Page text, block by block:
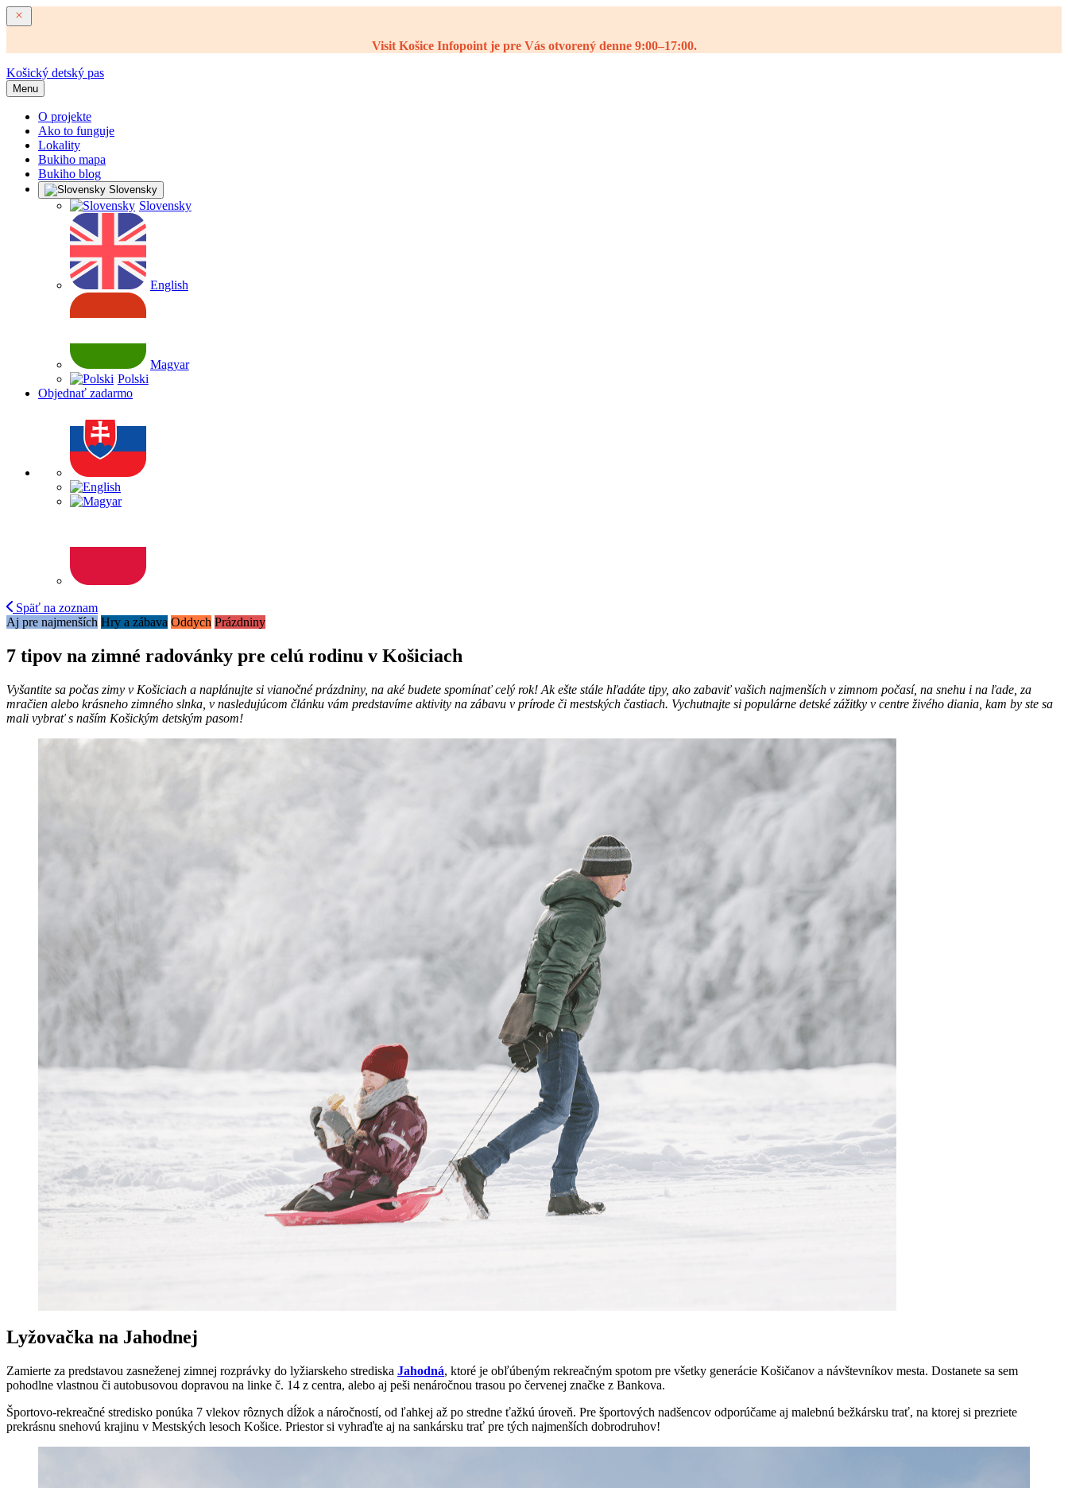
Visit Košice Infopoint je pre Vás otvorený denne 9:00–17:00.
Košický detský pas
Menu
O projekte
Ako to funguje
Lokality
Bukiho mapa
Bukiho blog
Slovensky
Slovensky
English
Magyar
Polski
Objednať zadarmo
Späť na zoznam
Aj pre najmenších Hry a zábava Oddych Prázdniny
7 tipov na zimné radovánky pre celú rodinu v Košiciach
Vyšantite sa počas zimy v Košiciach a naplánujte si vianočné prázdniny, na aké budete spomínať celý rok! Ak ešte stále hľadáte tipy, ako zabaviť vašich najmenších v zimnom počasí, na snehu i na ľade, za
mračien alebo krásneho zimného slnka, v nasledujúcom článku vám predstavíme aktivity na zábavu v prírode či mestských častiach. Vychutnajte si populárne detské zážitky v centre živého diania, kam by ste sa
mali vybrať s naším Košickým detským pasom!
Lyžovačka na Jahodnej
Zamierte za predstavou zasneženej zimnej rozprávky do lyžiarskeho strediska Jahodná, ktoré je obľúbeným rekreačným spotom pre všetky generácie Košičanov a návštevníkov mesta. Dostanete sa sem
pohodlne vlastnou či autobusovou dopravou na linke č. 14 z centra, alebo aj peši nenáročnou trasou po červenej značke z Bankova.
Športovo-rekreačné stredisko ponúka 7 vlekov rôznych dĺžok a náročností, od ľahkej až po stredne ťažkú úroveň. Pre športových nadšencov odporúčame aj malebnú bežkársku trať, na ktorej si prezriete
prekrásnu snehovú krajinu v Mestských lesoch Košice. Priestor si vyhraďte aj na sankársku trať pre tých najmenších dobrodruhov!